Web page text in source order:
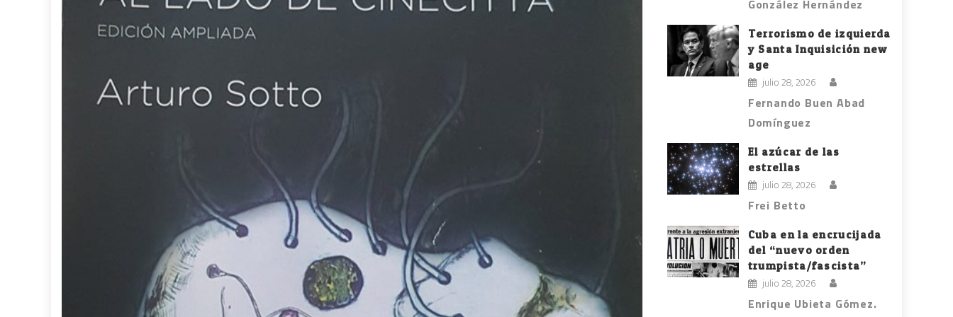
González Hernández
Terrorismo de izquierda
y Santa Inquisición new
age
julio 28, 2026
Fernando Buen Abad
Domínguez
El azúcar de las
estrellas
julio 28, 2026
Frei Betto
Cuba en la encrucijada
del “nuevo orden
trumpista/fascista”
julio 28, 2026
Enrique Ubieta Gómez.